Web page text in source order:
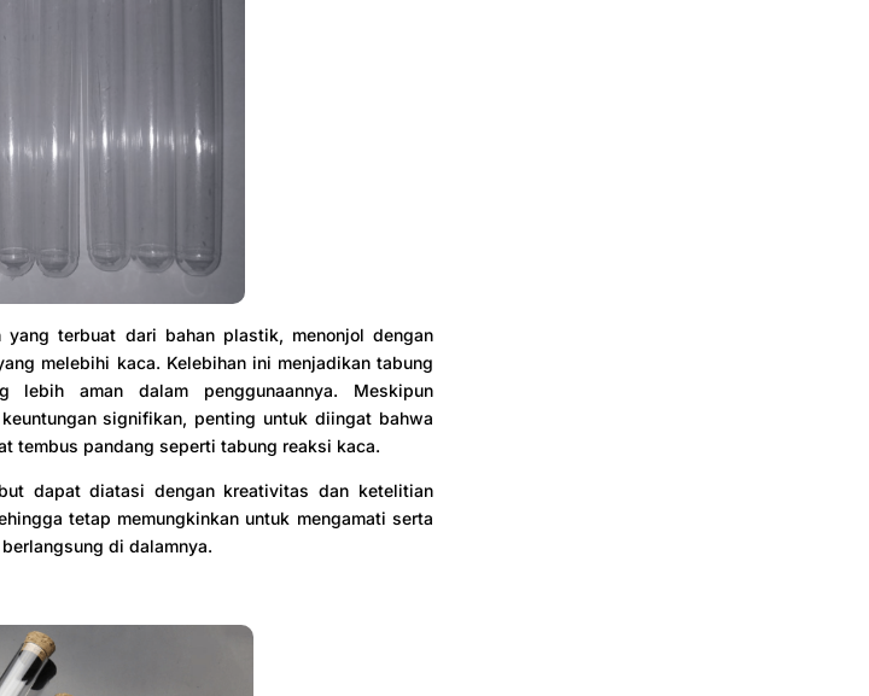
terbuat dari bahan plastik, menonjol dengan
melebihi kaca. Kelebihan ini menjadikan tabung
aman dalam penggunaannya. Meskipun
signifikan, penting untuk diingat bahwa
tembus pandang seperti tabung reaksi kaca.
dapat diatasi dengan kreativitas dan ketelitian
tetap memungkinkan untuk mengamati serta
di dalamnya.